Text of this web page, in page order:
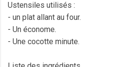
Ustensiles utilisés :
- un plat allant au four.
- Un économe.
- Une cocotte minute.